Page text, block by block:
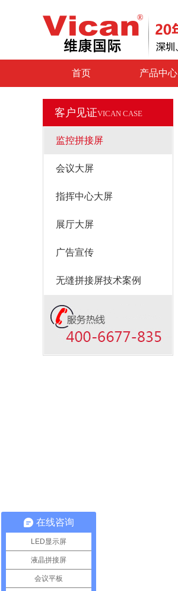
首页 产品中心
客户见证VICAN CASE
监控拼接屏
会议大屏
指挥中心大屏
展厅大屏
广告宣传
无缝拼接屏技术案例
在线咨询
LED显示屏
液晶拼接屏
会议平板